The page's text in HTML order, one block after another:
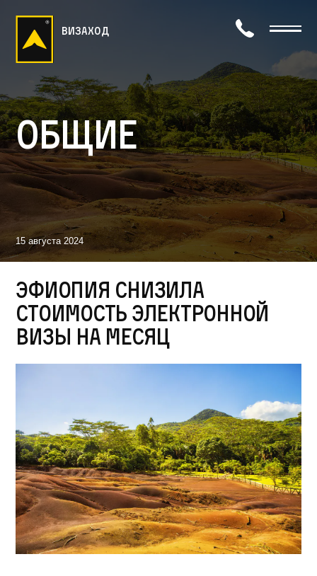
визаход
Общие
15 августа 2024
Эфиопия снизила
стоимость электронной
визы на месяц